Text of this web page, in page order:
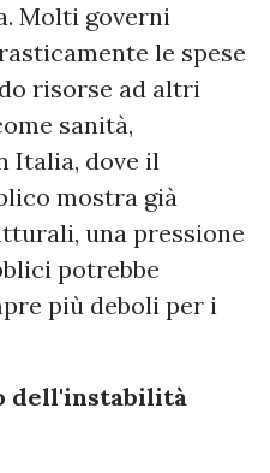
Molti governi
le spese
risorse ad altri
sanità,
Italia, dove il
mostra già
una pressione
potrebbe
più deboli per i
dell'instabilità